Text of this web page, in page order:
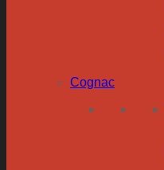
Cognac